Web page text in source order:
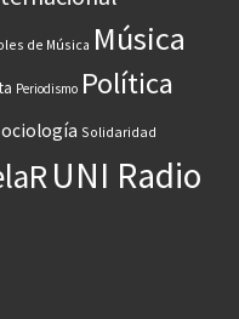
de Música Música
Periodismo Política
Solidaridad
UNI Radio